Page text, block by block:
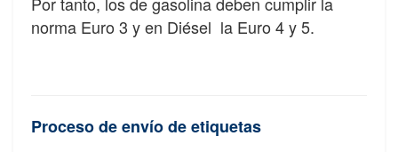
norma Euro 3 y en Diésel la Euro 4 y 5.
Proceso de envío de etiquetas